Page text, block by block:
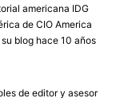
americana IDG
de CIO America
blog hace 10 años
de editor y asesor